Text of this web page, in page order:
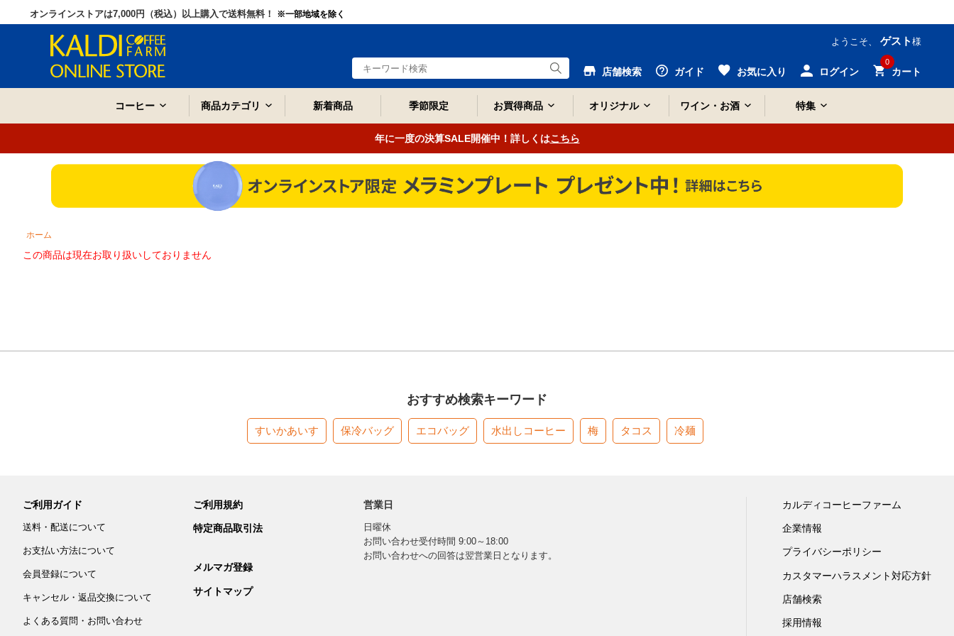
オンラインストアは7,000円（税込）以上購入で送料無料！ ※一部地域を除く
ようこそ、 ゲスト 様
店舗検索 ガイド お気に入り ログイン
0
カート
コーヒー 商品カテゴリ 新着商品 季節限定 お買得商品 オリジナル ワイン・お酒 特集
年に一度の決算SALE開催中！詳しくはこちら
ホーム
この商品は現在お取り扱いしておりません
おすすめ検索キーワード
すいかあいす 保冷バッグ エコバッグ 水出しコーヒー 梅 タコス 冷麺
ご利用ガイド
送料・配送について
お支払い方法について
会員登録について
キャンセル・返品交換について
よくある質問・お問い合わせ
ご利用規約
特定商品取引法
メルマガ登録
サイトマップ
営業日
日曜休
お問い合わせ受付時間 9:00～18:00
お問い合わせへの回答は翌営業日となります。
カルディコーヒーファーム
企業情報
プライバシーポリシー
カスタマーハラスメント対応方針
店舗検索
採用情報